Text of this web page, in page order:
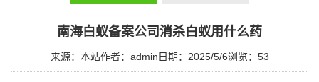
南海白蚁备案公司消杀白蚁用什么药
来源：本站作者：admin 日期：2025/5/6浏览： 53